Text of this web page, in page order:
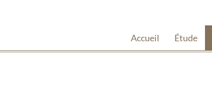
Accueil Étude